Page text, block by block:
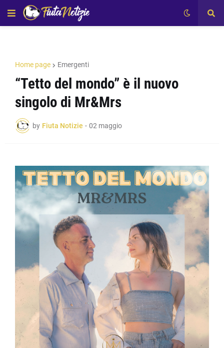
Home page Emergenti
“Tetto del mondo” è il nuovo
singolo di Mr&Mrs
by Fiuta Notizie - 02 maggio